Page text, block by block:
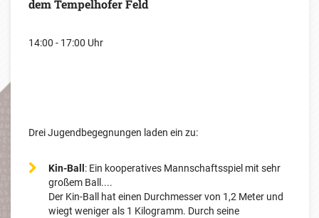
dem Tempelhofer Feld
14:00 - 17:00 Uhr
Drei Jugendbegegnungen laden ein zu:
Kin-Ball : Ein kooperatives Mannschaftsspiel mit sehr
großem Ball....
Der Kin-Ball hat einen Durchmesser von 1,2 Meter und
wiegt weniger als 1 Kilogramm. Durch seine